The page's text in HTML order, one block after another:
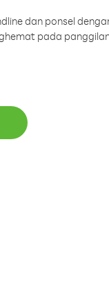
dan ponsel
pada